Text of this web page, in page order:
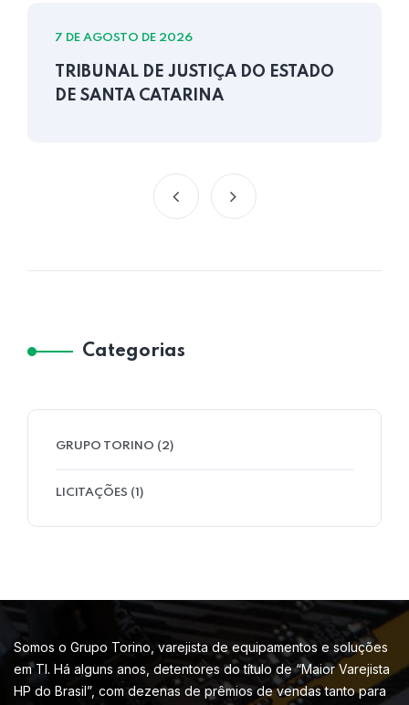
7 DE AGOSTO DE 2026
TRIBUNAL DE JUSTIÇA DO ESTADO
DE SANTA CATARINA
Categorias
GRUPO TORINO (2)
LICITAÇÕES (1)
Somos o Grupo Torino, varejista de equipamentos e soluções
em TI. Há alguns anos, detentores do título de “Maior Varejista
HP do Brasil”, com dezenas de prêmios de vendas tanto para